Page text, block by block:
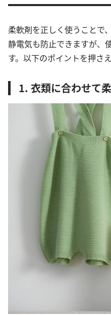
柔軟剤を正しく使うことで
静電気も防止できますが、
す。以下のポイントを押さ
1. 衣類に合わせて